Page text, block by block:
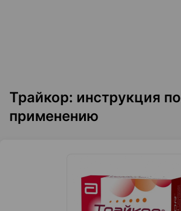
Трайкор: инструкция по
применению